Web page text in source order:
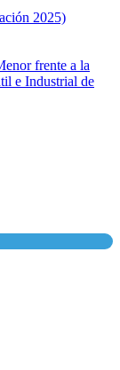
2025)
frente a la
e Industrial de